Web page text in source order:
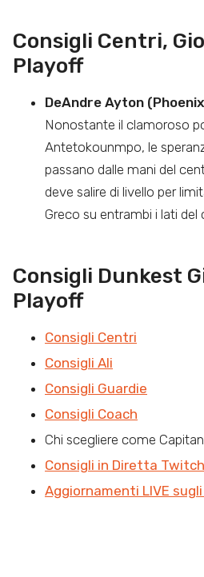
Consigli Centri,
Playoff
DeAndre Ayton
Nonostante il clamoroso
Antetokounmpo, le
passano dalle mani del
deve salire di livello per
Greco su entrambi i lati del
Consigli Dunkest
Playoff
Consigli Centri
Consigli Ali
Consigli Guardie
Consigli Coach
Chi scegliere come
Consigli in Diretta Twitch
Aggiornamenti LIVE